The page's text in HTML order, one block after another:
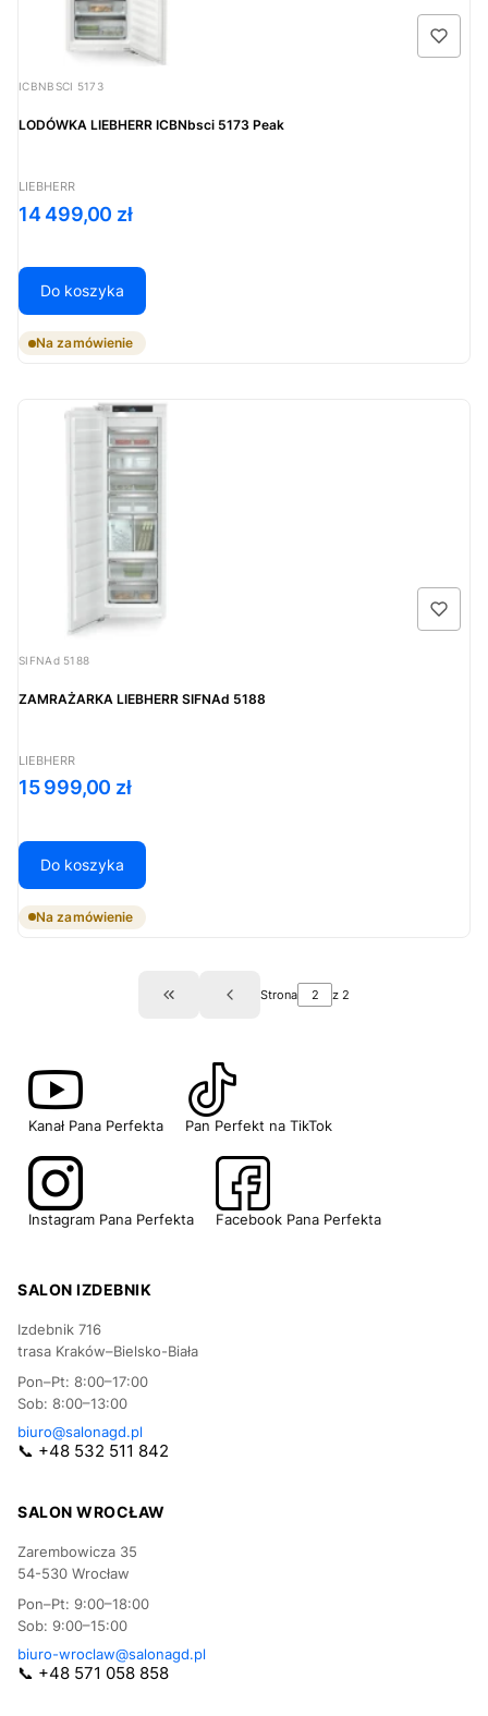
Kod produktu
ICBNBSCI 5173
LODÓWKA LIEBHERR ICBNbsci 5173 Peak
PRODUCENT
LIEBHERR
Cena
14 499,00 zł
Do koszyka
Na zamówienie
Kod produktu
SIFNAd 5188
ZAMRAŻARKA LIEBHERR SIFNAd 5188
PRODUCENT
LIEBHERR
Cena
15 999,00 zł
Do koszyka
Na zamówienie
Wróć do pierwszej strony z produktami
Strona z 2
Kanał Pana Perfekta Pan Perfekt na TikTok
Instagram Pana Perfekta Facebook Pana Perfekta
SALON IZDEBNIK
Izdebnik 716
trasa Kraków–Bielsko-Biała
Pon–Pt: 8:00–17:00
Sob: 8:00–13:00
biuro@salonagd.pl
📞 +48 532 511 842
SALON WROCŁAW
Zarembowicza 35
54-530 Wrocław
Pon–Pt: 9:00–18:00
Sob: 9:00–15:00
biuro-wroclaw@salonagd.pl
📞 +48 571 058 858